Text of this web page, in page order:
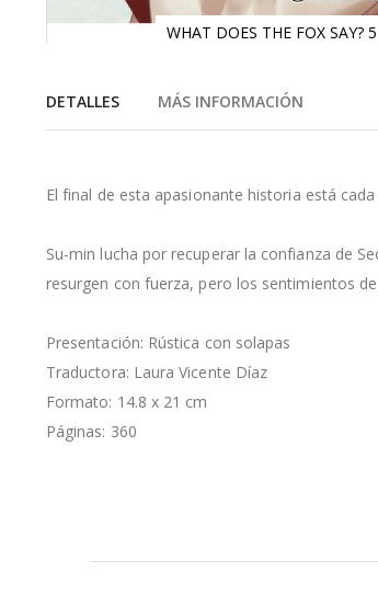
WHAT DOES THE FOX SAY? 5
comienzo
la
imágenes
DETALLES
El final de esta apasionante historia está
Su-min lucha por recuperar la confianza de
resurgen con fuerza, pero los sentimientos
Presentación: Rústica con solapas
Traductora: Laura Vicente Díaz
Formato: 14.8 x 21 cm
Páginas: 360
MÁS INFORMACIÓN